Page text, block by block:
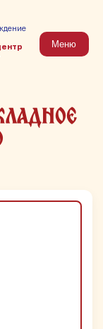
Меню